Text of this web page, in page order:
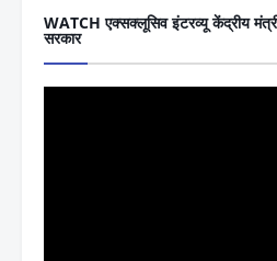
WATCH एक्सक्लूसिव इंटरव्यू केंद्रीय
सरकार